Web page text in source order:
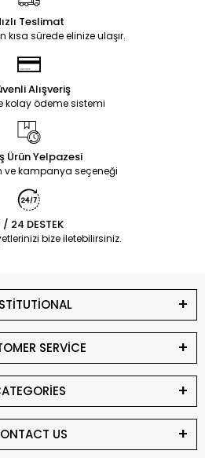
Teslimat
kısa sürede elinize ulaşır.
Alışveriş
kolay ödeme sistemi
Ürün Yelpazesi
ve kampanya seçeneği
/ 24 DESTEK
bize iletebilirsiniz.
SERVİCE
US